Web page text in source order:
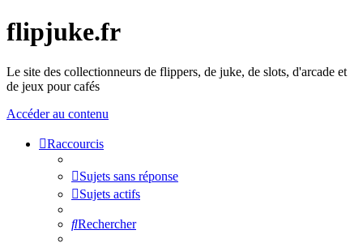
flipjuke.fr
Le site des collectionneurs de flippers, de juke, de slots, d'arcade et
de jeux pour cafés
Accéder au contenu
Raccourcis
Sujets sans réponse
Sujets actifs
Rechercher